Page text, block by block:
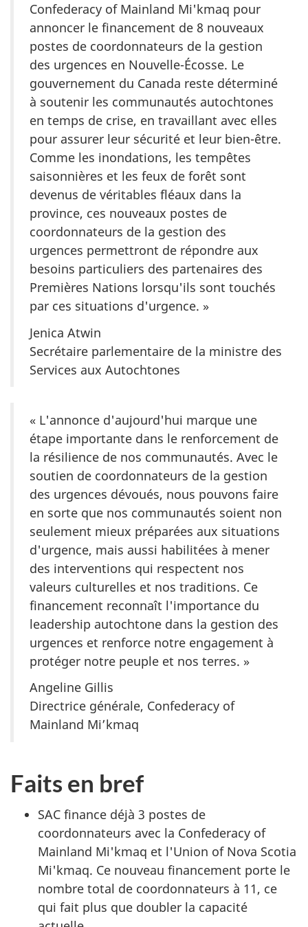
Confederacy of Mainland Mi'kmaq pour
annoncer le financement de 8 nouveaux
postes de coordonnateurs de la gestion
des urgences en Nouvelle-Écosse. Le
gouvernement du Canada reste déterminé
à soutenir les communautés autochtones
en temps de crise, en travaillant avec elles
pour assurer leur sécurité et leur bien-être.
Comme les inondations, les tempêtes
saisonnières et les feux de forêt sont
devenus de véritables fléaux dans la
province, ces nouveaux postes de
coordonnateurs de la gestion des
urgences permettront de répondre aux
besoins particuliers des partenaires des
Premières Nations lorsqu'ils sont touchés
par ces situations d'urgence. »
Jenica Atwin
Secrétaire parlementaire de la ministre des
Services aux Autochtones
« L'annonce d'aujourd'hui marque une
étape importante dans le renforcement de
la résilience de nos communautés. Avec le
soutien de coordonnateurs de la gestion
des urgences dévoués, nous pouvons faire
en sorte que nos communautés soient non
seulement mieux préparées aux situations
d'urgence, mais aussi habilitées à mener
des interventions qui respectent nos
valeurs culturelles et nos traditions. Ce
financement reconnaît l'importance du
leadership autochtone dans la gestion des
urgences et renforce notre engagement à
protéger notre peuple et nos terres. »
Angeline Gillis
Directrice générale, Confederacy of
Mainland Mi’kmaq
Faits en bref
SAC finance déjà 3 postes de
coordonnateurs avec la Confederacy of
Mainland Mi'kmaq et l'Union of Nova Scotia
Mi'kmaq. Ce nouveau financement porte le
nombre total de coordonnateurs à 11, ce
qui fait plus que doubler la capacité